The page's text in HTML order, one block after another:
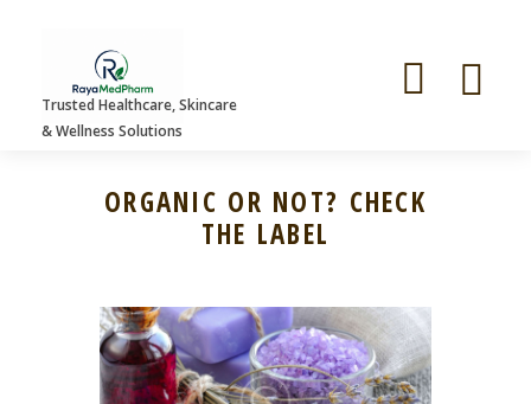
Trusted Healthcare, Skincare
& Wellness Solutions
ORGANIC OR NOT? CHECK
THE LABEL